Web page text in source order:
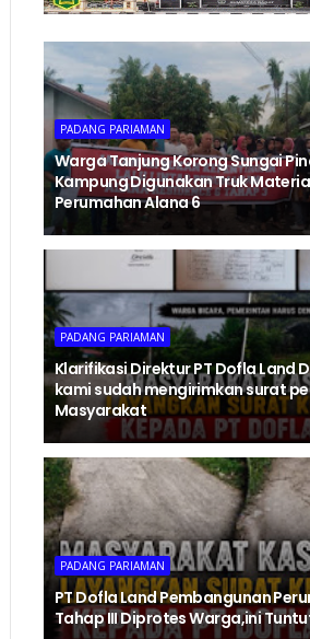
PADANG PARIAMAN
Warga Tanjung Korong Sungai
Kampung Digunakan Truk
Perumahan Alana 6
PADANG PARIAMAN
Klarifikasi Direktur PT Dofla Land
kami sudah mengirimkan surat
Masyarakat
PADANG PARIAMAN
PT Dofla Land Pembangunan
Tahap III Diprotes Warga,ini